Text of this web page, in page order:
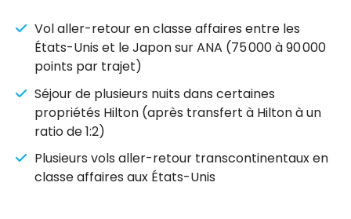
Vol aller-retour en classe affaires entre les
États-Unis et le Japon sur ANA (75 000 à 90 000
points par trajet)
Séjour de plusieurs nuits dans certaines
propriétés Hilton (après transfert à Hilton à un
ratio de 1:2)
Plusieurs vols aller-retour transcontinentaux en
classe affaires aux États-Unis